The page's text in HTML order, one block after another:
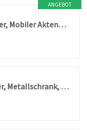
ANGEBOT
HOMSTEEL Rollcontainer, Mobiler Aktenschrank mit Schloss, Abgerundeten Ecken, 4 Schlüssel, 4 Schubladen, Büroschrank aus Metall, Bereits Vormontiert, für Büro, Heimbüro, 46T x 40B x 64H cm, Weiß
SONGMICS Rollcontainer, Metallschrank, 4 Schubladen, abschließbar